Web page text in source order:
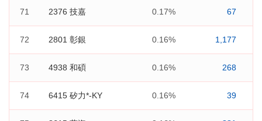
71 2376 技嘉 0.17% 67
72 2801 彰銀 0.16% 1,177
73 4938 和碩 0.16% 268
74 6415 矽力*-KY 0.16% 39